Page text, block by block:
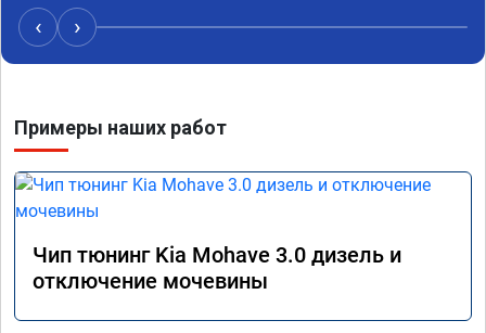
12-12.5. Коробка перестала подпинывать при
наборе скорости. Педаль газа более
отзывчевее. В целом, я очень доволен.!
‹ ›
Примеры наших работ
Чип тюнинг Kia Mohave 3.0 дизель и
отключение мочевины